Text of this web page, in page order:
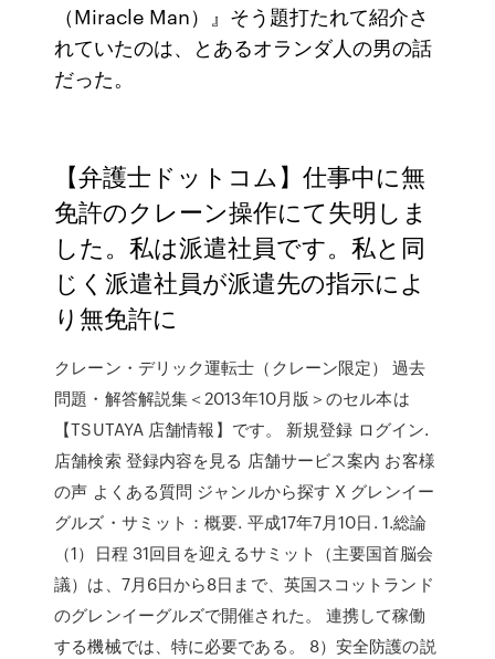
（Miracle Man）』そう題打たれて紹介さ
れていたのは、とあるオランダ人の男の話
だった。
【弁護士ドットコム】仕事中に無
免許のクレーン操作にて失明しま
した。私は派遣社員です。私と同
じく派遣社員が派遣先の指示によ
り無免許に
クレーン・デリック運転士（クレーン限定） 過去
問題・解答解説集＜2013年10月版＞のセル本は
【TSUTAYA 店舗情報】です。 新規登録 ログイン.
店舗検索 登録内容を見る 店舗サービス案内 お客様
の声 よくある質問 ジャンルから探す X グレンイー
グルズ・サミット：概要. 平成17年7月10日. 1.総論
（1）日程 31回目を迎えるサミット（主要国首脳会
議）は、7月6日から8日まで、英国スコットランド
のグレンイーグルズで開催された。 連携して稼働
する機械では、特に必要である。 8）安全防護の説